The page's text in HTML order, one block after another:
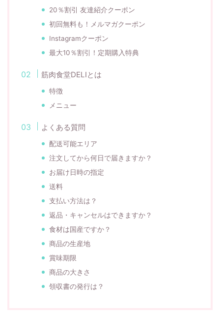
20％割引 友達紹介クーポン
初回無料も！メルマガクーポン
Instagramクーポン
最大10％割引！定期購入特典
筋肉食堂DELIとは
特徴
メニュー
よくある質問
配送可能エリア
注文してから何日で届きますか？
お届け日時の指定
送料
支払い方法は？
返品・キャンセルはできますか？
食材は国産ですか？
商品の生産地
賞味期限
商品の大きさ
領収書の発行は？